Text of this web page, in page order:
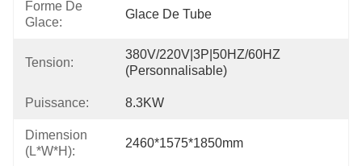
Forme De
Glace:
Glace De Tube
Tension:
380V/220V|3P|50HZ/60HZ
(personnalisable)
Puissance: 8.3KW
Dimension
(L*W*H):
2460*1575*1850mm